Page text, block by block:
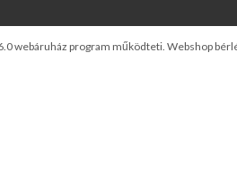
webáruház program működteti. Webshop